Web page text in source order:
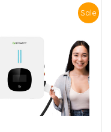
Sale